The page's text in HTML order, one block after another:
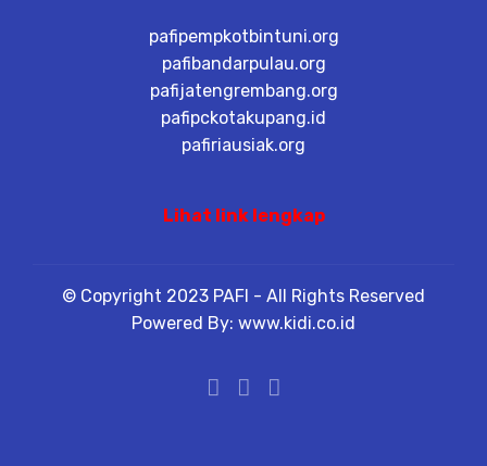
pafipempkotbintuni.org
pafibandarpulau.org
pafijatengrembang.org
pafipckotakupang.id
pafiriausiak.org
Lihat link lengkap
© Copyright 2023 PAFI - All Rights Reserved
Powered By: www.kidi.co.id